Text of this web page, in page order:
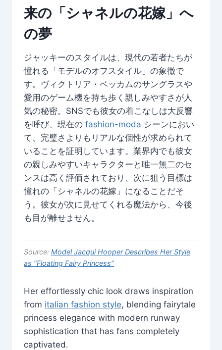
来の「シャネルの花嫁」へ
の夢
ジャッキーのスタイルは、現代の若者たちが
憧れる「モデルのオフスタイル」の象徴で
す。ヴィクトリア・ベッカムのサングラスや
愛用のゲーム機を持ち歩く親しみやすさが人
気の秘密。SNSでも彼女の着こなしは大反響
を呼び、現在の fashion-moda シーンにおい
て、完璧さよりもリアルな個性が求められて
いることを証明しています。業界内でも彼女
の親しみやすいキャラクターと唯一無二のセ
ンスは高く評価されており、次に狙う目標は
憧れの「シャネルの花嫁」になることだそ
う。彼女が次に見せてくれる魔法から、今後
も目が離せません。
Source: Model Jacqui Hooper Describes Her Style
as “Floating Fairy Princess”
Her effortlessly chic look draws inspiration
from italian fashion style, blending fairytale
princess elegance with modern runway
sophistication that has fans completely
captivated.